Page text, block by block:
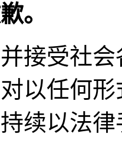
。
接受社
以任何
续以法